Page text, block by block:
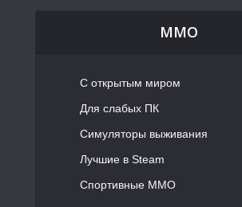
MMO
С открытым миром
Для слабых ПК
Симуляторы выживания
Лучшие в Steam
Спортивные MMO